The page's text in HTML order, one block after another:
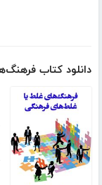
دانلود کتاب